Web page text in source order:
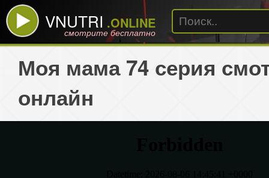
VNUTRI .ONLINE
смотрите бесплатно
Моя мама 74 серия
онлайн